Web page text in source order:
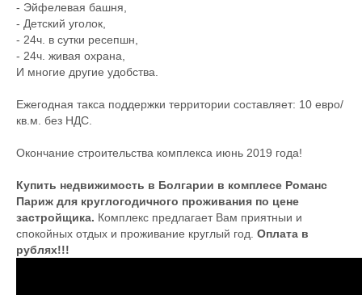
- Эйфелевая башня,
- Детский уголок,
- 24ч. в сутки ресепшн,
- 24ч. живая охрана,
И многие другие удобства.
Ежегодная такса поддержки территории составляет: 10 евро/
кв.м. без НДС.
Окончание строительства комплекса июнь 2019 года!
Купить недвижимость в Болгарии в комплесе Романс
Париж для круглогодичного проживания по цене
застройщика. Комплекс предлагает Вам приятныи и
спокойных отдых и проживание круглый год. Оплата в
рублях!!!